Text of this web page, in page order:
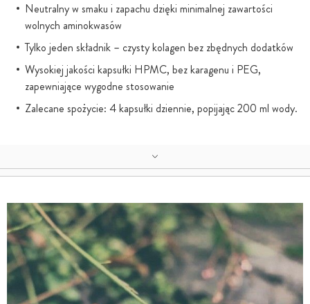
Neutralny w smaku i zapachu dzięki minimalnej zawartości
wolnych aminokwasów
Tylko jeden składnik – czysty kolagen bez zbędnych dodatków
Wysokiej jakości kapsułki HPMC, bez karagenu i PEG,
zapewniające wygodne stosowanie
Zalecane spożycie: 4 kapsułki dziennie, popijając 200 ml wody.